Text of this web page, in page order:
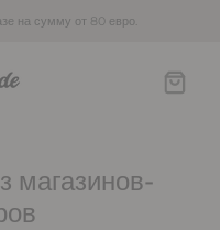
на сумму от 80 евро.
магазинов-